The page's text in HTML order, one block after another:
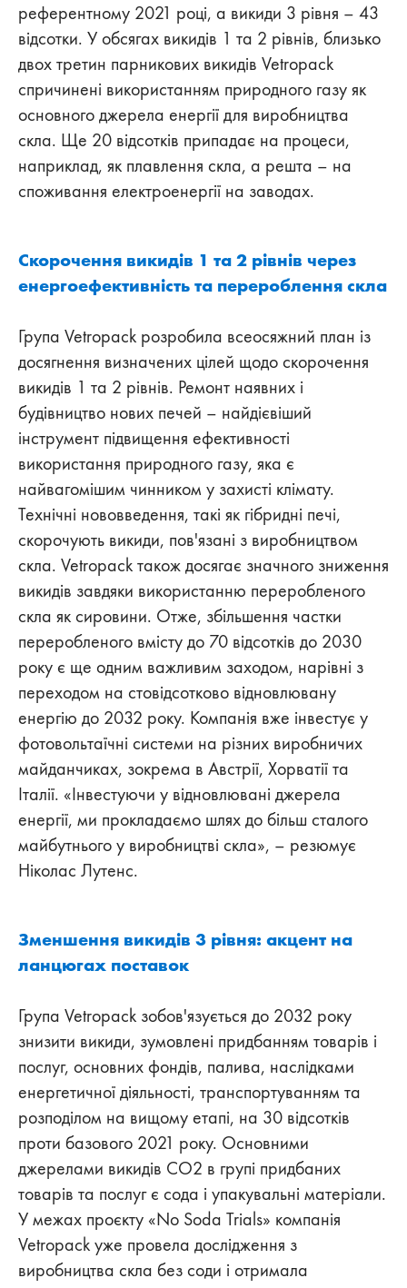
референтному 2021 році, а викиди 3 рівня – 43
відсотки. У обсягах викидів 1 та 2 рівнів, близько
двох третин парникових викидів Vetropack
спричинені використанням природного газу як
основного джерела енергії для виробництва
скла. Ще 20 відсотків припадає на процеси,
наприклад, як плавлення скла, а решта – на
споживання електроенергії на заводах.
Скорочення викидів 1 та 2 рівнів через
енергоефективність та перероблення скла
Група Vetropack розробила всеосяжний план із
досягнення визначених цілей щодо скорочення
викидів 1 та 2 рівнів. Ремонт наявних і
будівництво нових печей – найдієвіший
інструмент підвищення ефективності
використання природного газу, яка є
найвагомішим чинником у захисті клімату.
Технічні нововведення, такі як гібридні печі,
скорочують викиди, пов'язані з виробництвом
скла. Vetropack також досягає значного зниження
викидів завдяки використанню переробленого
скла як сировини. Отже, збільшення частки
переробленого вмісту до 70 відсотків до 2030
року є ще одним важливим заходом, нарівні з
переходом на стовідсотково відновлювану
енергію до 2032 року. Компанія вже інвестує у
фотовольтаїчні системи на різних виробничих
майданчиках, зокрема в Австрії, Хорватії та
Італії. «Інвестуючи у відновлювані джерела
енергії, ми прокладаємо шлях до більш сталого
майбутнього у виробництві скла», – резюмує
Ніколас Лутенс.
Зменшення викидів 3 рівня: акцент на
ланцюгах поставок
Група Vetropack зобов'язується до 2032 року
знизити викиди, зумовлені придбанням товарів і
послуг, основних фондів, палива, наслідками
енергетичної діяльності, транспортуванням та
розподілом на вищому етапі, на 30 відсотків
проти базового 2021 року. Основними
джерелами викидів CO2 в групі придбаних
товарів та послуг є сода і упакувальні матеріали.
У межах проєкту «No Soda Trials» компанія
Vetropack уже провела дослідження з
виробництва скла без соди і отримала